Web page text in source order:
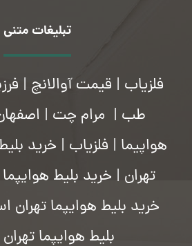
تبلیغات متنی
فلزیاب | قیمت آوالانچ |
طب | مرام چت |
هواپیما | فلزیاب | خرید
تهران | خرید بلیط
خرید بلیط هوایپما تهران
بلیط هوایپما